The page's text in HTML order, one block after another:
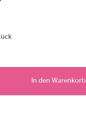
In den Warenkorb